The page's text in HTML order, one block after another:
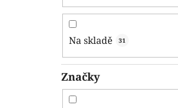
Na skladě 31
Značky